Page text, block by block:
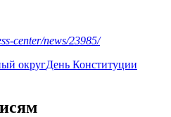
center/news/23985/
округДень Конституции